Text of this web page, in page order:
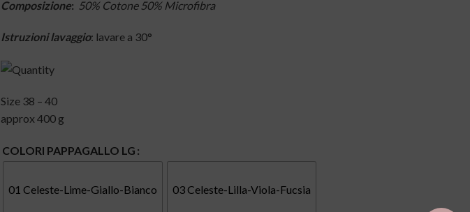
Composizione: 50% Cotone 50% Microfibra
Istruzioni lavaggio: lavare a 30°
Size 38 – 40
approx 400 g
COLORI PAPPAGALLO LG
01 Celeste-Lime-Giallo-Bianco 03 Celeste-Lilla-Viola-Fucsia